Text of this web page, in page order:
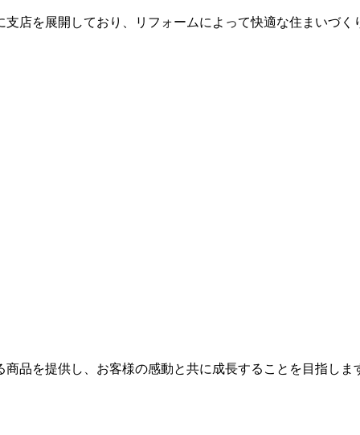
店を展開しており、リフォームによって快適な住まいづ
品を提供し、お客様の感動と共に成長することを目指しま